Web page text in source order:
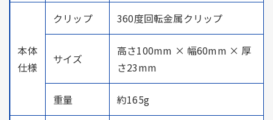
本体
仕様
クリップ 360度回転金属クリップ
サイズ
高さ100mm × 幅60mm × 厚
さ23mm
重量 約165g